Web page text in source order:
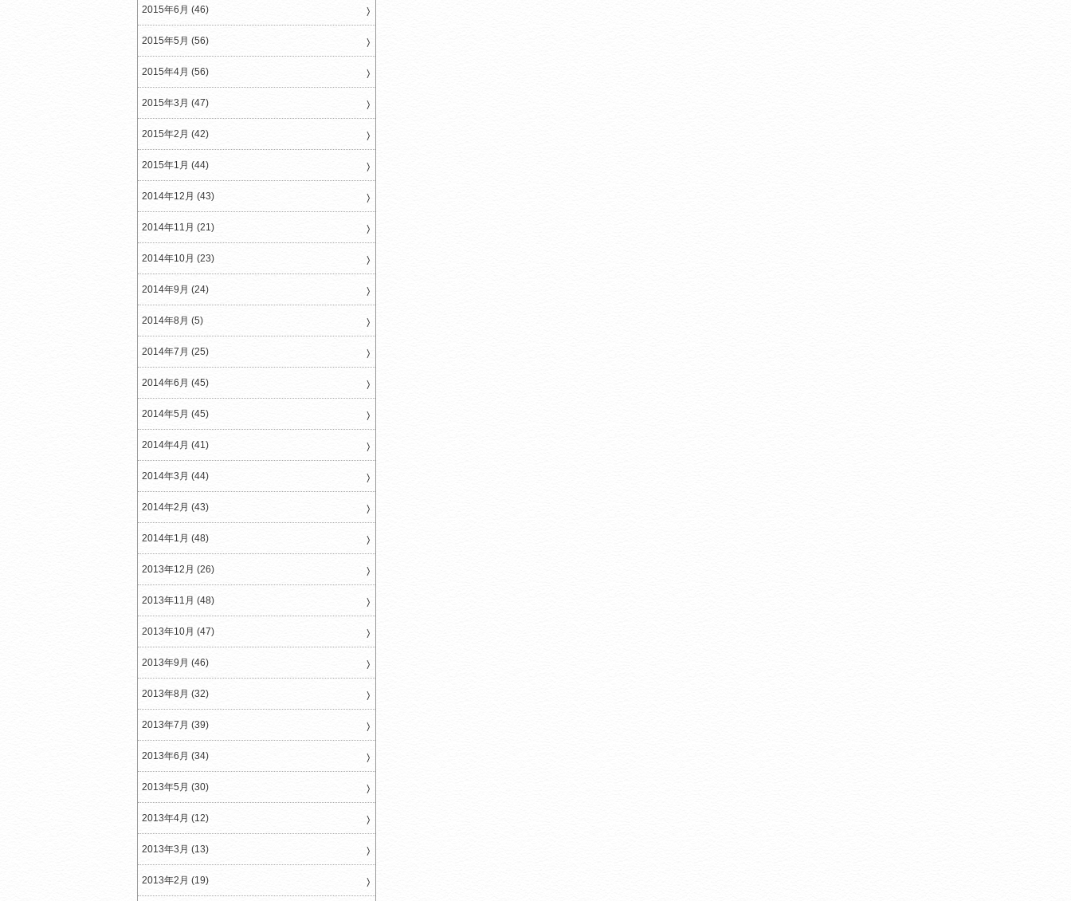
2015年6月 (46)
2015年5月 (56)
2015年4月 (56)
2015年3月 (47)
2015年2月 (42)
2015年1月 (44)
2014年12月 (43)
2014年11月 (21)
2014年10月 (23)
2014年9月 (24)
2014年8月 (5)
2014年7月 (25)
2014年6月 (45)
2014年5月 (45)
2014年4月 (41)
2014年3月 (44)
2014年2月 (43)
2014年1月 (48)
2013年12月 (26)
2013年11月 (48)
2013年10月 (47)
2013年9月 (46)
2013年8月 (32)
2013年7月 (39)
2013年6月 (34)
2013年5月 (30)
2013年4月 (12)
2013年3月 (13)
2013年2月 (19)